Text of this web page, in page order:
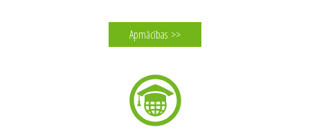
APMĀCĪBAS
Mācību centrs „Drošība” piedāvā apmācības, instruktāžas un
praktiskās nodarbības ugunsdrošības un darba aizsardzības jomās.